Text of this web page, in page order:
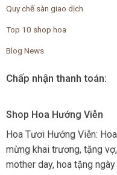
Quy chế sàn giao dịch
Top 10 shop hoa
Blog News
Chấp nhận thanh toán:
Shop Hoa Hướng Viễn
Hoa Tươi Hướng Viễn:
mừng khai trương, tặng
mother day, hoa tặng